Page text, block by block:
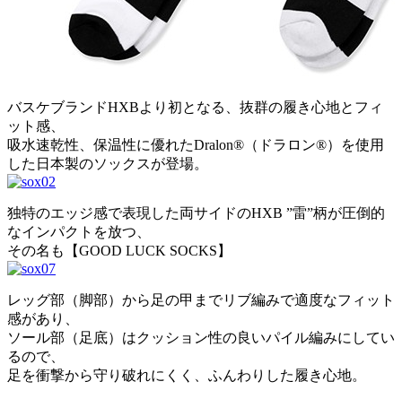
バスケブランドHXBより初となる、抜群の履き心地とフィ
ット感、
吸水速乾性、保温性に優れたDralon®（ドラロン®）を使用
した日本製のソックスが登場。
独特のエッジ感で表現した両サイドのHXB ”雷”柄が圧倒的
なインパクトを放つ、
その名も【GOOD LUCK SOCKS】
レッグ部（脚部）から足の甲までリブ編みで適度なフィット
感があり、
ソール部（足底）はクッション性の良いパイル編みにしてい
るので、
足を衝撃から守り破れにくく、ふんわりした履き心地。